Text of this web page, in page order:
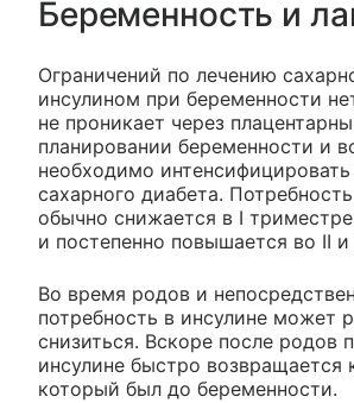
Беременность и
Ограничений по лечению
инсулином при беременности
не проникает через
планировании беременности и
необходимо интенсифицировать
сахарного диабета.
обычно снижается в I
и постепенно повышается во II
Во время родов и
потребность в инсулине может
снизиться. Вскоре после родов
инсулине быстро возвращается
который был до беременности.